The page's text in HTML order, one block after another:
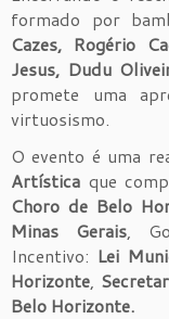
formado por
Cazes, Rogério
Jesus, Dudu
promete uma
virtuosismo.
O evento é uma
Artística que
Choro de Belo
Minas Gerais ,
Incentivo: Lei
Horizonte
Belo Horizonte.